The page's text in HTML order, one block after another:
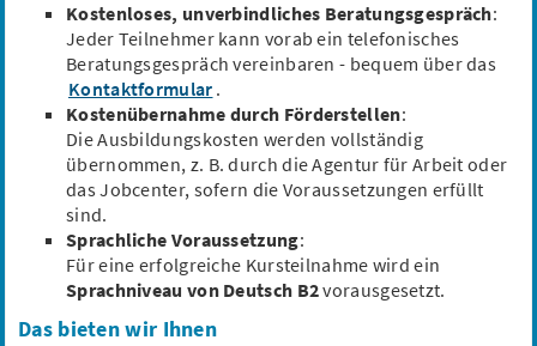
Kostenloses, unverbindliches Beratungsgespräch:
Jeder Teilnehmer kann vorab ein telefonisches
Beratungsgespräch vereinbaren - bequem über das
Kontaktformular .
Kostenübernahme durch Förderstellen:
Die Ausbildungskosten werden vollständig
übernommen, z. B. durch die Agentur für Arbeit oder
das Jobcenter, sofern die Voraussetzungen erfüllt
sind.
Sprachliche Voraussetzung:
Für eine erfolgreiche Kursteilnahme wird ein
Sprachniveau von Deutsch B2vorausgesetzt.
Das bieten wir Ihnen
Life Scientist, Biomedical Engineer as
Marketing Manager (m/w/d)
Microcoat Biotechnologie GmbH
Bernried, Starnberger See, Bayern
40.000 €/Jahr
Marketingstrategie Digitales Marketing
Projektmanagement
Marketingplanung